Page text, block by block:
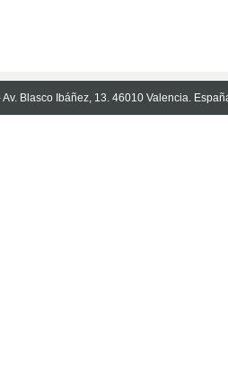
Blasco Ibáñez, 13. 46010 Valencia.